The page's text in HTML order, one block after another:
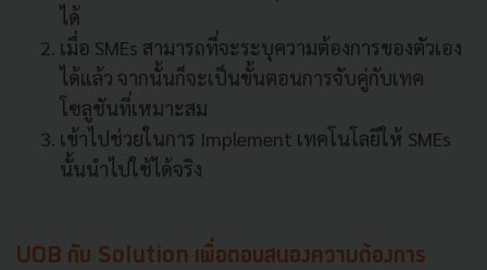
ได้
เมื่อ SMEs สามารถที่จะระบุความต้องการของตัวเอง
ได้แล้ว จากนั้นก็จะเป็นขั้นตอนการจับคู่กับเทค
โซลูชันที่เหมาะสม
เข้าไปช่วยในการ Implement เทคโนโลยีให้ SMEs
นั้นนำไปใช้ได้จริง
UOB กับ Solution เพื่อตอบสนองความต้องการ